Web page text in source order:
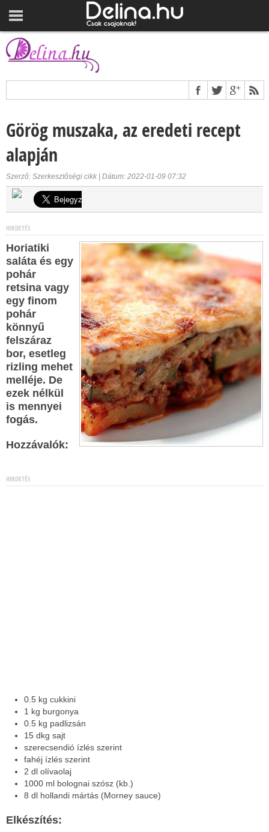
Görög muszaka, az eredeti recept
alapján
Szerző: Szerkesztőségi cikk | Dátum: 2022-01-09 07:32
HIRDETÉS
Horiatiki
saláta és egy
pohár
retsina vagy
egy finom
pohár
könnyű
felszáraz
bor, esetleg
rizling mehet
melléje. De
ezek nélkül
is mennyei
fogás.
Hozzávalók:
HIRDETÉS
0.5 kg cukkini
1 kg burgonya
0.5 kg padlizsán
15 dkg sajt
szerecsendió ízlés szerint
fahéj ízlés szerint
2 dl olívaolaj
1000 ml bolognai szósz (kb.)
8 dl hollandi mártás (Morney sauce)
Elkészítés: